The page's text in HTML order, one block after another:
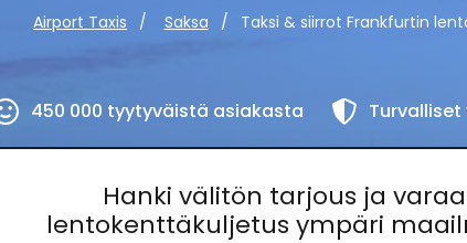
Airport Taxis Saksa Taksi & siirrot Frankfurtin
450 000 tyytyväistä asiakasta
Hanki välitön tarjous ja varaa
lentokenttäkuljetus ympäri